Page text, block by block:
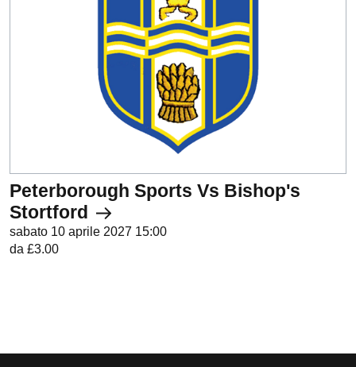
Peterborough Sports Vs Bishop's
Stortford
sabato 10 aprile 2027 15:00
da £3.00